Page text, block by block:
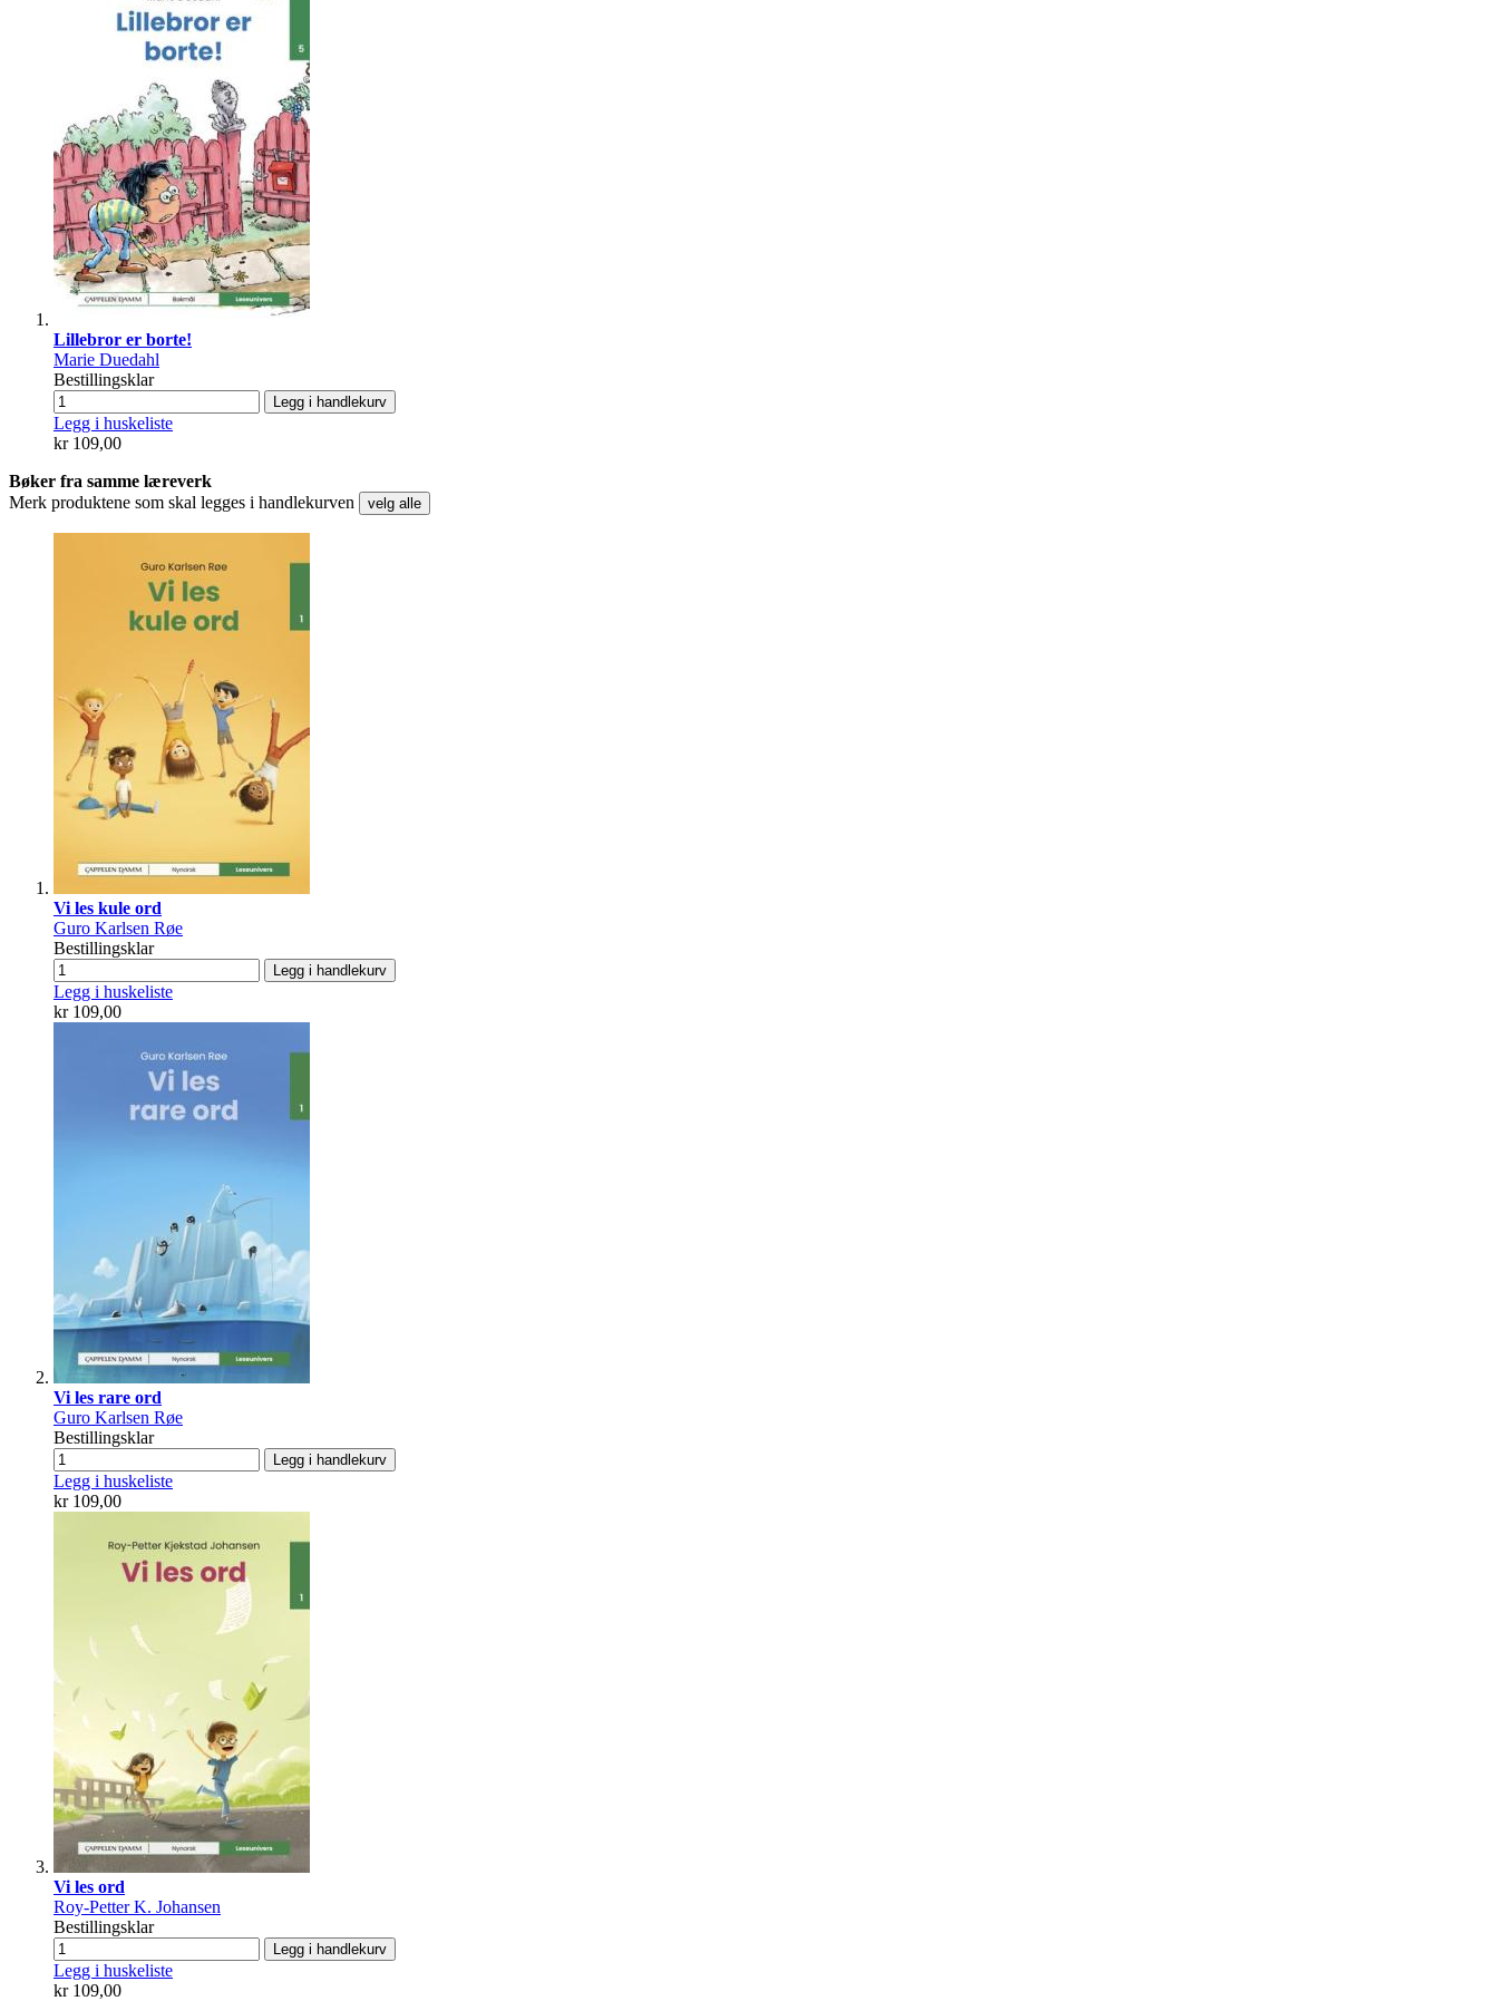
Lillebror er borte!
Marie Duedahl
Bestillingsklar
Legg i handlekurv
Legg i huskeliste
kr 109,00
Bøker fra samme læreverk
Merk produktene som skal legges i handlekurven
velg alle
Vi les kule ord
Guro Karlsen Røe
Bestillingsklar
Legg i handlekurv
Legg i huskeliste
kr 109,00
Vi les rare ord
Guro Karlsen Røe
Bestillingsklar
Legg i handlekurv
Legg i huskeliste
kr 109,00
Vi les ord
Roy-Petter K. Johansen
Bestillingsklar
Legg i handlekurv
Legg i huskeliste
kr 109,00